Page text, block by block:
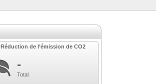
Réduction de l’émission de CO2
-
Total